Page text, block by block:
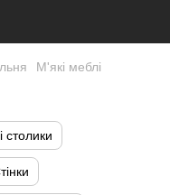
М'які меблі
столики